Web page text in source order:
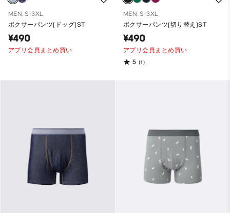
MEN, S-3XL
ボクサーパンツ(ドッグ)ST
¥490
アプリ会員まとめ買い
MEN, S-3XL
ボクサーパンツ(切り替え)ST
¥490
アプリ会員まとめ買い
5 (1)